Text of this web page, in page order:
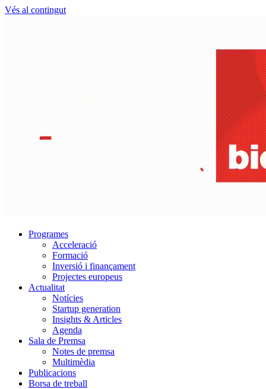
Vés al contingut
Programes
Acceleració
Formació
Inversió i finançament
Projectes europeus
Actualitat
Notícies
Startup generation
Insights & Articles
Agenda
Sala de Premsa
Notes de premsa
Multimèdia
Publicacions
Borsa de treball